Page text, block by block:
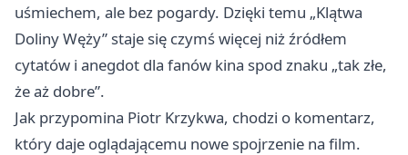
uśmiechem, ale bez pogardy. Dzięki temu „Klątwa
Doliny Węży” staje się czymś więcej niż źródłem
cytatów i anegdot dla fanów kina spod znaku „tak złe,
że aż dobre”.
Jak przypomina Piotr Krzykwa, chodzi o komentarz,
który daje oglądającemu nowe spojrzenie na film.